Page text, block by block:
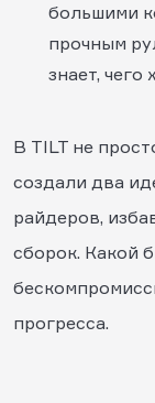
большими
прочным
знает, чего
В TILT не
создали два
райдеров,
сборок. Какой
прогресса.